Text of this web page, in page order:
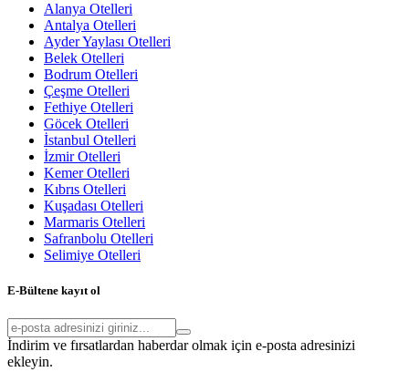
Alanya Otelleri
Antalya Otelleri
Ayder Yaylası Otelleri
Belek Otelleri
Bodrum Otelleri
Çeşme Otelleri
Fethiye Otelleri
Göcek Otelleri
İstanbul Otelleri
İzmir Otelleri
Kemer Otelleri
Kıbrıs Otelleri
Kuşadası Otelleri
Marmaris Otelleri
Safranbolu Otelleri
Selimiye Otelleri
E-Bültene kayıt ol
İndirim ve fırsatlardan haberdar olmak için e-posta adresinizi
ekleyin.